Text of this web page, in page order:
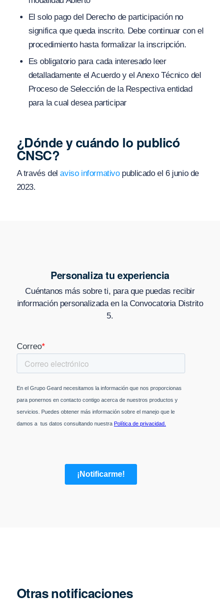
El solo pago del Derecho de participación no
significa que queda inscrito. Debe continuar con el
procedimiento hasta formalizar la inscripción.
Es obligatorio para cada interesado leer
detalladamente el Acuerdo y el Anexo Técnico del
Proceso de Selección de la Respectiva entidad
para la cual desea participar
¿Dónde y cuándo lo publicó
CNSC?
A través delaviso informativopublicado el 6 junio de
2023.
Personaliza tu experiencia
Cuéntanos más sobre ti, para que puedas recibir
información personalizada en la Convocatoria Distrito
5.
Otras notificaciones